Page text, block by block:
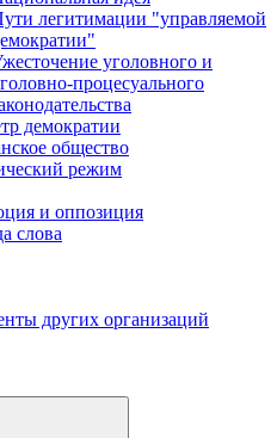
легитимации "управляемой
уголовного и
процесуального
демократии
общество
режим
и оппозиция
слова
других организаций